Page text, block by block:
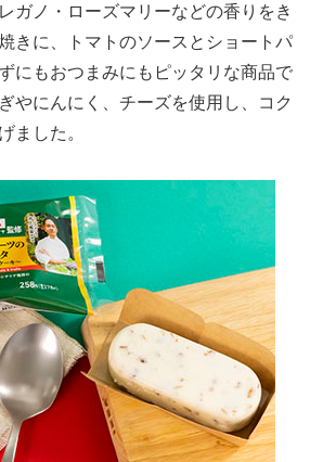
ガノ・ローズマリーなどの香りをき
きに、トマトのソースとショートパ
にもおつまみにもピッタリな商品で
やにんにく、チーズを使用し、コク
ました。